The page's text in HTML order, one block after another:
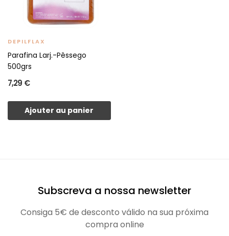
DEPILFLAX
Parafina Larj.-Pêssego
500grs
7,29 €
Ajouter au panier
Subscreva a nossa newsletter
Consiga 5€ de desconto válido na sua próxima
compra online